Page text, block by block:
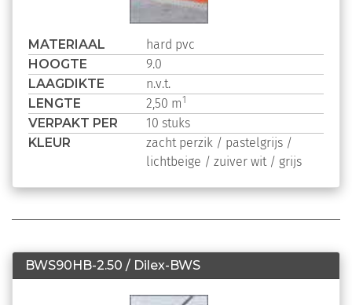
MATERIAAL hard pvc
HOOGTE 9.0
LAAGDIKTE n.v.t.
LENGTE 2,50 m1
VERPAKT PER 10 stuks
KLEUR zacht perzik / pastelgrijs /
lichtbeige / zuiver wit / grijs
BWS90HB-2.50 / Dilex-BWS